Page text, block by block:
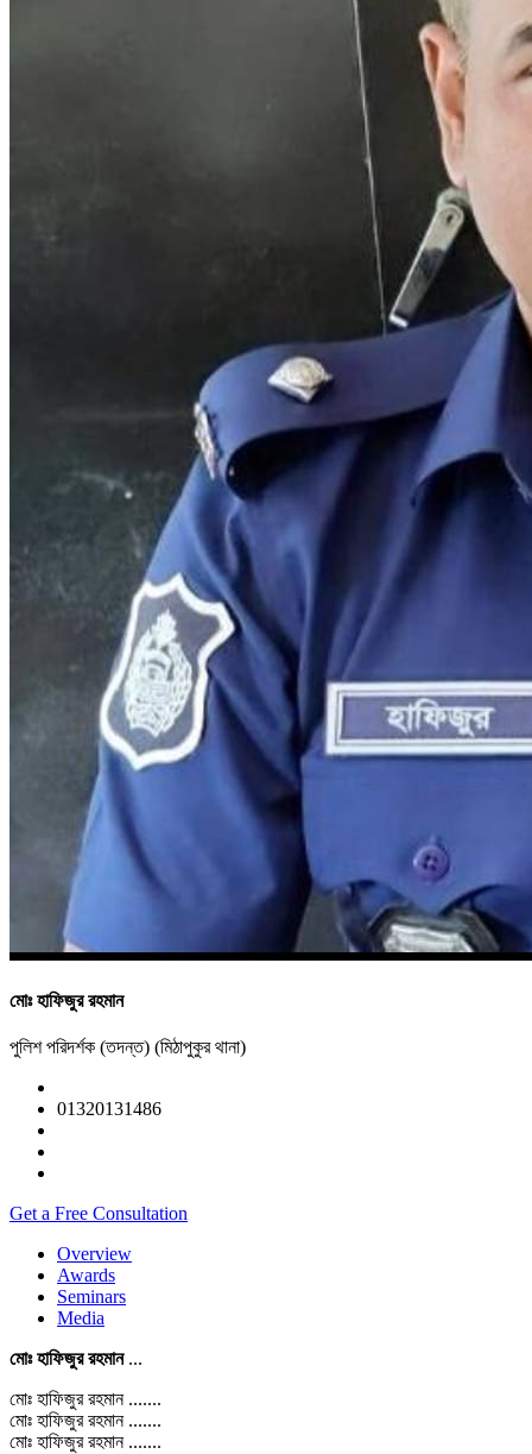
মোঃ হাফিজুর রহমান
পুলিশ পরিদর্শক (তদন্ত) (মিঠাপুকুর থানা)
01320131486
Get a Free Consultation
Overview
Awards
Seminars
Media
মোঃ হাফিজুর রহমান...
মোঃ হাফিজুর রহমান .......
মোঃ হাফিজুর রহমান .......
মোঃ হাফিজুর রহমান .......